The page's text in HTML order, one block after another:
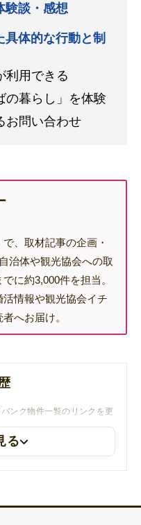
験談・感想
体的な行動と制
利用できる
の暮らし」を体験
お問い合わせ
、取材記事の企画・
治体や観光協会への取
に約3,000件を担当。
情報や観光協会イチ
へお届け。
ンク物件一覧のリンクを更
る